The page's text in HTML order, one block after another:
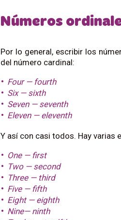
Números
Por lo general, escribir los
del número cardinal:
Four — fourth
Six — sixth
Seven — seventh
Eleven — eleventh
Y así con casi todos. Hay varias
One — first
Two — second
Three — third
Five — fifth
Eight —eighth
Nine—ninth